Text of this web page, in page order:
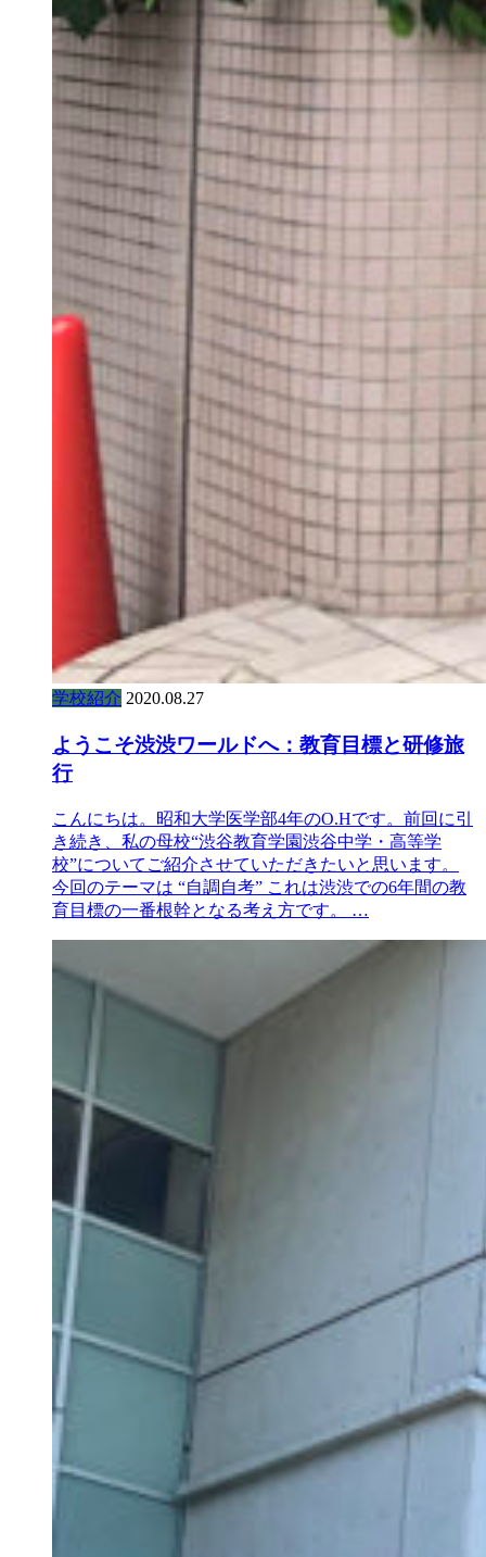
学校紹介 2020.08.27
ようこそ渋渋ワールドへ：教育目標と研修旅
行
こんにちは。昭和大学医学部4年のO.Hです。前回に引
き続き、私の母校“渋谷教育学園渋谷中学・高等学
校”についてご紹介させていただきたいと思います。
今回のテーマは “自調自考” これは渋渋での6年間の教
育目標の一番根幹となる考え方です。 …